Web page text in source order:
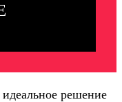
решение